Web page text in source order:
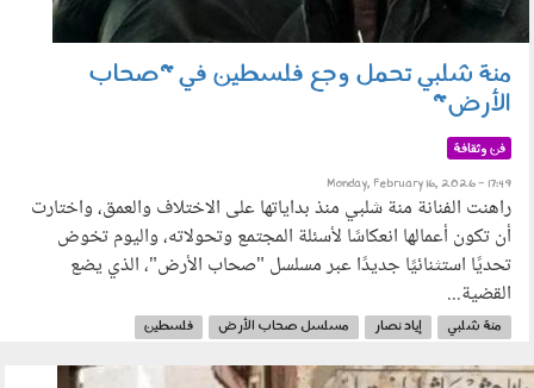
منة شلبي تحمل وجع فلسطين في "صحاب
الأرض"
فن وثقافة
Monday, February 16, 2026 - 17:49
راهنت الفنانة منة شلبي منذ بداياتها على الاختلاف والعمق، واختارت
أن تكون أعمالها انعكاسًا لأسئلة المجتمع وتحولاته، واليوم تخوض
تحديًا استثنائيًا جديدًا عبر مسلسل "صحاب الأرض"، الذي يضع
القضية...
منة شلبي إياد نصار مسلسل صحاب الأرض
فلسطين